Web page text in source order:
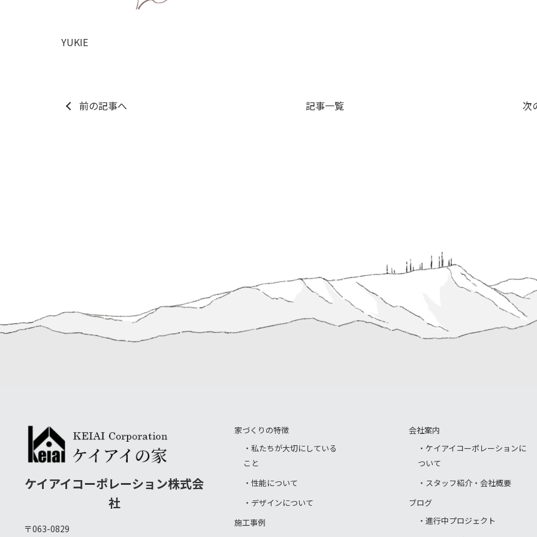
YUKIE
前の記事へ 記事一覧 次
ケイアイコーポレーション株式会
社
〒063-0829
家づくりの特徴
・私たちが大切にしている
こと
・性能について
・デザインについて
施工事例
会社案内
・ケイアイコーポレーションに
ついて
・スタッフ紹介・会社概要
ブログ
・進行中プロジェクト